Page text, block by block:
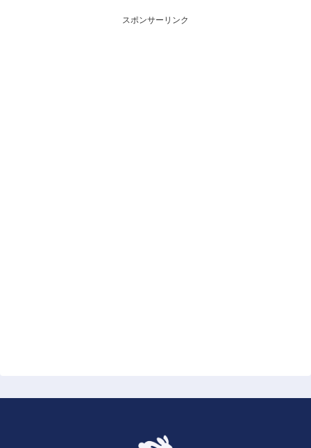
(注意喚起・申込停止)など、空売
り関連情報を集計し、図解でわ
(注意喚起・申込停止)など、空売
り関連情報を集計し、図解でわ
スポンサーリンク